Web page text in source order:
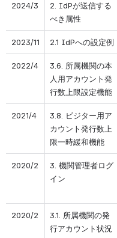
2024/3
2. IdPが送信する
べき属性
2023/11 2.1 IdPへの設定例
2022/4
3.6. 所属機関の本
人用アカウント発
行数上限設定機能
2021/4
3.8. ビジター用ア
カウント発行数上
限一時緩和機能
2020/2
3. 機関管理者ログ
イン
2020/2
3.1. 所属機関の発
行アカウント状況